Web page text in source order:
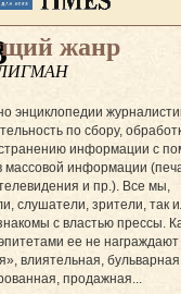
жанр
энциклопедии
по сбору,
информации с
массовой информации
и пр.). Все мы,
слушатели, зрители, так
с властью прессы.
ее не
влиятельная,
продажная...